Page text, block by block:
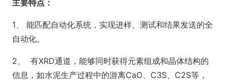
主要特点：
1、 能匹配自动化系统，实现进样、测试和结果发送的全
自动化。
2、 有XRD通道，能够同时获得元素组成和晶体结构的
信息，如水泥生产过程中的游离CaO、C3S、C2S等，